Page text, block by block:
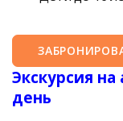
Экскурсия
день